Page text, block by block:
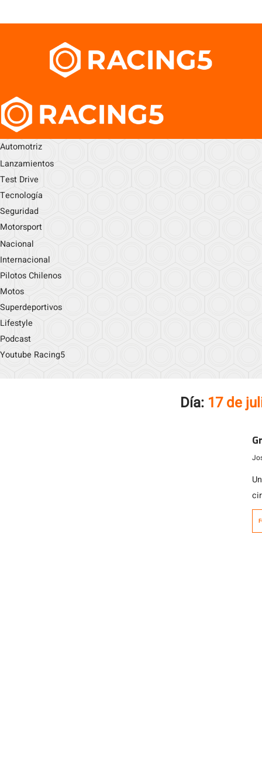
Automotriz
Lanzamientos
Test Drive
Tecnología
Seguridad
Motorsport
Nacional
Internacional
Pilotos Chilenos
Motos
Superdeportivos
Lifestyle
Podcast
Youtube Racing5
Día: 17 de